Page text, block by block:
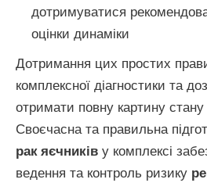
дотримуватися
оцінки динаміки
Дотримання цих простих
комплексної діагностики та
отримати повну картину стану
Своєчасна та правильна
рак яєчників у комплексі
ведення та контроль ризику